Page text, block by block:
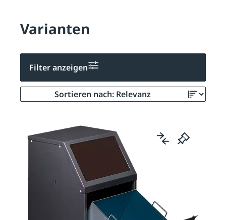
Varianten
Filter anzeigen